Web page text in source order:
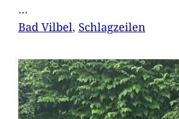
…
Bad Vilbel, Schlagzeilen